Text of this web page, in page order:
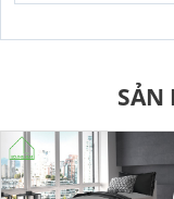
SẢN